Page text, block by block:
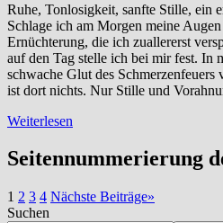
Ruhe, Tonlosigkeit, sanfte Stille, ein
Schlage ich am Morgen meine
Ernüchterung, die ich zuallererst
auf den Tag stelle ich bei mir fest. In
schwache Glut des
ist dort nichts. Nur Stille und
Weiterlesen
Seitennummerierung
1 2 3 4 Nächste Beiträge»
Suchen